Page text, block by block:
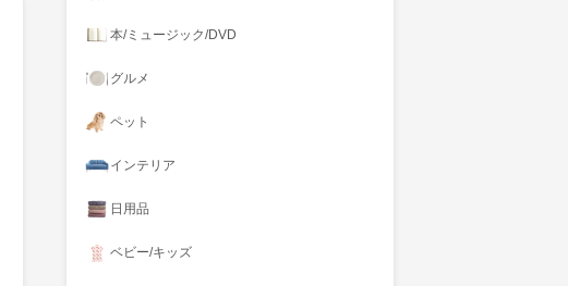
本/ミュージック/DVD
グルメ
ペット
インテリア
日用品
ベビー/キッズ